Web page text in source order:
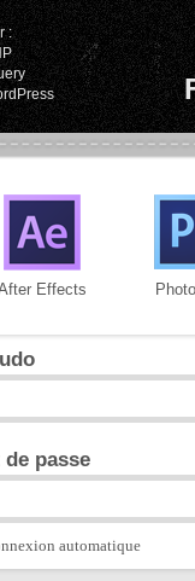
:
Effects
de passe
automatique